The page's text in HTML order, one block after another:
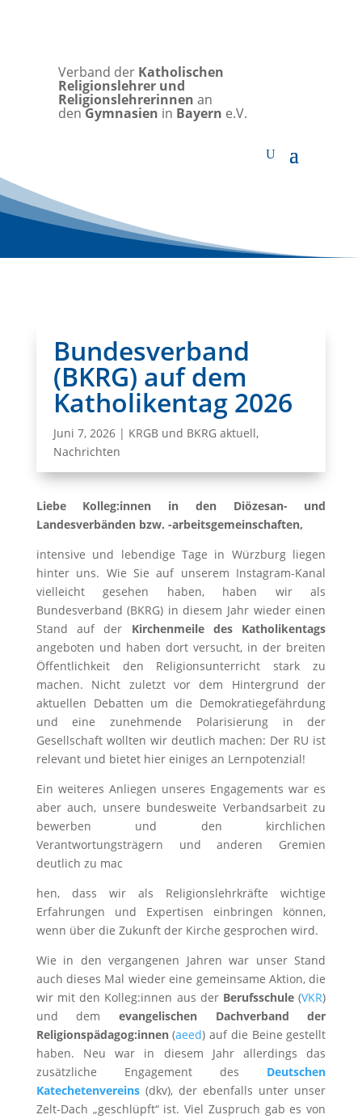
Verband der Katholischen
Religionslehrer und
Religionslehrerinnen an
denGymnasien in Bayern e.V.
Bundesverband
(BKRG) auf dem
Katholikentag 2026
Juni 7, 2026| KRGB und BKRG aktuell,
Nachrichten
Liebe Kolleg:innen in den Diözesan- und
Landesverbänden bzw. -arbeitsgemeinschaften,
intensive und lebendige Tage in Würzburg liegen
hinter uns. Wie Sie auf unserem Instagram-Kanal
vielleicht gesehen haben, haben wir als
Bundesverband (BKRG) in diesem Jahr wieder einen
Stand auf der Kirchenmeile des Katholikentags
angeboten und haben dort versucht, in der breiten
Öffentlichkeit den Religionsunterricht stark zu
machen. Nicht zuletzt vor dem Hintergrund der
aktuellen Debatten um die Demokratiegefährdung
und eine zunehmende Polarisierung in der
Gesellschaft wollten wir deutlich machen: Der RU ist
relevant und bietet hier einiges an Lernpotenzial!
Ein weiteres Anliegen unseres Engagements war es
aber auch, unsere bundesweite Verbandsarbeit zu
bewerben und den kirchlichen
Verantwortungsträgern und anderen Gremien
deutlich zu mac
hen, dass wir als Religionslehrkräfte wichtige
Erfahrungen und Expertisen einbringen können,
wenn über die Zukunft der Kirche gesprochen wird.
Wie in den vergangenen Jahren war unser Stand
auch dieses Mal wieder eine gemeinsame Aktion, die
wir mit den Kolleg:innen aus der Berufsschule (VKR)
und dem evangelischen Dachverband der
Religionspädagog:innen(aeed) auf die Beine gestellt
haben. Neu war in diesem Jahr allerdings das
zusätzliche Engagement des Deutschen
Katechetenvereins(dkv), der ebenfalls unter unser
Zelt-Dach „geschlüpft“ ist. Viel Zuspruch gab es von